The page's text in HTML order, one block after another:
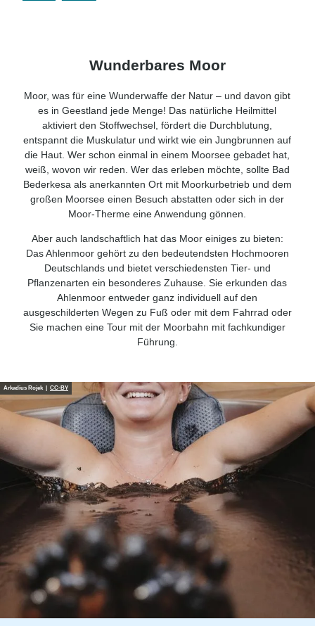
Wunderbares Moor
Moor, was für eine Wunderwaffe der Natur – und davon gibt
es in Geestland jede Menge! Das natürliche Heilmittel
aktiviert den Stoffwechsel, fördert die Durchblutung,
entspannt die Muskulatur und wirkt wie ein Jungbrunnen auf
die Haut. Wer schon einmal in einem Moorsee gebadet hat,
weiß, wovon wir reden. Wer das erleben möchte, sollte Bad
Bederkesa als anerkannten Ort mit Moorkurbetrieb und dem
großen Moorsee einen Besuch abstatten oder sich in der
Moor-Therme eine Anwendung gönnen.
Aber auch landschaftlich hat das Moor einiges zu bieten:
Das Ahlenmoor gehört zu den bedeutendsten Hochmooren
Deutschlands und bietet verschiedensten Tier- und
Pflanzenarten ein besonderes Zuhause. Sie erkunden das
Ahlenmoor entweder ganz individuell auf den
ausgeschilderten Wegen zu Fuß oder mit dem Fahrrad oder
Sie machen eine Tour mit der Moorbahn mit fachkundiger
Führung.
Arkadius Rojek | CC-BY